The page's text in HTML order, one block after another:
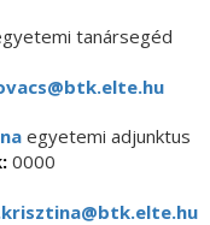
tanársegéd
egyetemi adjunktus
0000